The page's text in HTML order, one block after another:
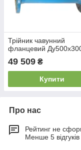
Трійник чавунний
фланцевий
49 509 ₴
Купити
Про нас
Рейтинг не
Менше 5 відгуків